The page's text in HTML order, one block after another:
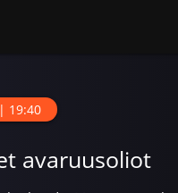
19:40
avaruusoliot